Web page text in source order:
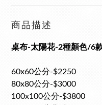
商品描述
桌布-太陽花-2種顏色/6
60x60公分-$2250
80x80公分-$3000
100x100公分-$3800